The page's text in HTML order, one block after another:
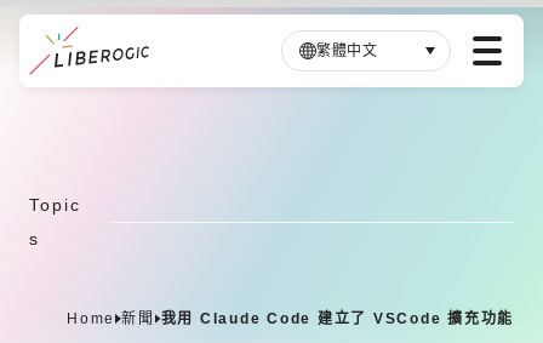
繁體中文
Topic
s
Home 新聞 我用 Claude Code 建立了 VSCode 擴充功能